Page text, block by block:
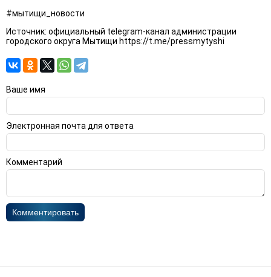
#мытищи_новости
Источник: официальный telegram-канал администрации
городского округа Мытищи https://t.me/pressmytyshi
Ваше имя
Электронная почта для ответа
Комментарий
Комментировать